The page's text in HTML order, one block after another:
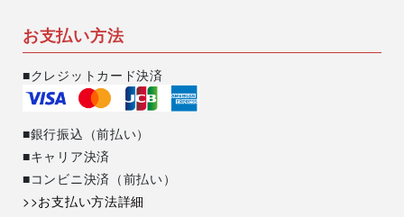
お支払い方法
■クレジットカード決済
■銀行振込（前払い）
■キャリア決済
■コンビニ決済（前払い）
>>お支払い方法詳細